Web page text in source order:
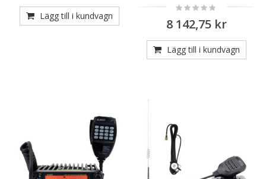
Lägg till i kundvagn
Rating:
0%
8 142,75 kr
Lägg till i kundvagn